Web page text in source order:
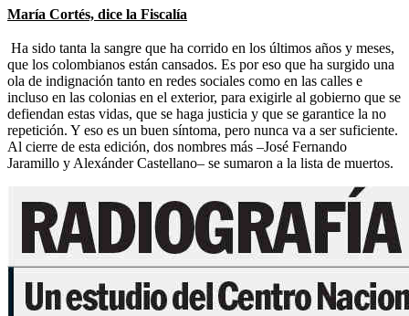
María Cortés, dice la Fiscalía
Ha sido tanta la sangre que ha corrido en los últimos años y meses,
que los colombianos están cansados. Es por eso que ha surgido una
ola de indignación tanto en redes sociales como en las calles e
incluso en las colonias en el exterior, para exigirle al gobierno que se
defiendan estas vidas, que se haga justicia y que se garantice la no
repetición. Y eso es un buen síntoma, pero nunca va a ser suficiente.
Al cierre de esta edición, dos nombres más –José Fernando
Jaramillo y Alexánder Castellano– se sumaron a la lista de muertos.